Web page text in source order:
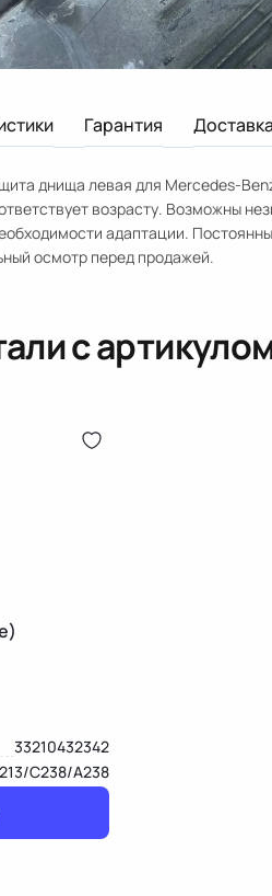
Гарантия Доставка
днища левая для Mercedes-
возрасту. Возможны
адаптации.
осмотр перед продажей.
с
33210432342
C238/A238